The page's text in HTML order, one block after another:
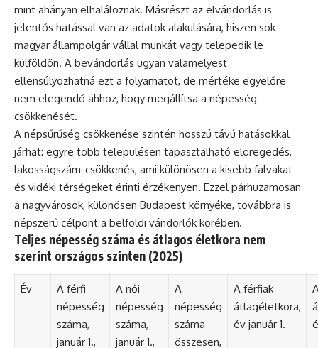
mint ahányan elhaláloznak. Másrészt az elvándorlás is
jelentős hatással van az adatok alakulására, hiszen sok
magyar állampolgár vállal munkát vagy telepedik le
külföldön. A bevándorlás ugyan valamelyest
ellensúlyozhatná ezt a folyamatot, de mértéke egyelőre
nem elegendő ahhoz, hogy megállítsa a népesség
csökkenését.
A népsűrűség csökkenése szintén hosszú távú hatásokkal
járhat: egyre több településen tapasztalható elöregedés,
lakosságszám-csökkenés, ami különösen a kisebb falvakat
és vidéki térségeket érinti érzékenyen. Ezzel párhuzamosan
a nagyvárosok, különösen Budapest környéke, továbbra is
népszerű célpont a belföldi vándorlók körében.
Teljes népesség száma és átlagos életkora nem
szerint országos szinten (2025)
Év
A férfi
népesség
száma,
január 1.,
A női
népesség
száma,
január 1.,
A
népesség
száma
összesen,
A férfiak
átlagéletkora,
év január 1.